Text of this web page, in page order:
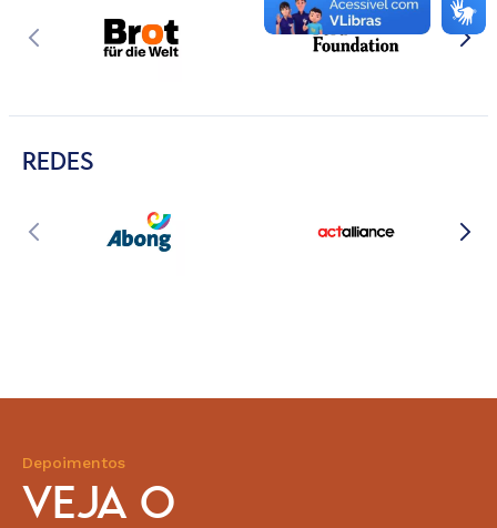
REDES
Depoimentos
VEJA O